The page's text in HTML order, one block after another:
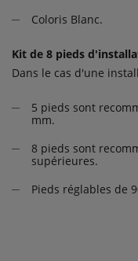
Coloris Blanc.
Kit de 8 pieds
Dans le cas d'une
5 pieds sont
mm.
8 pieds sont
supérieures.
Pieds réglables de